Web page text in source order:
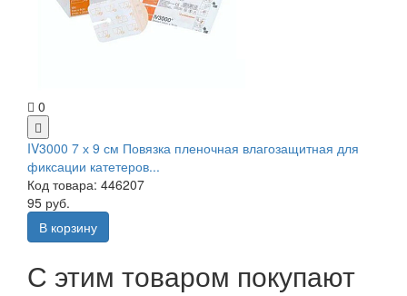
0
IV3000 7 х 9 см Повязка пленочная влагозащитная для
фиксации катетеров...
Код товара: 446207
95 руб.
В корзину
С этим товаром покупают